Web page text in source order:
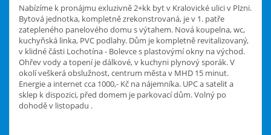
Nabízíme k pronájmu exluzivně 2+kk byt v Kralovické ulici v Plzni.
Bytová jednotka, kompletně zrekonstrovaná, je v 1. patře
zatepleného panelového domu s výtahem. Nová koupelna, wc,
kuchyňská linka, PVC podlahy. Dům je kompletně revitalizovaný,
v klidné části Lochotína - Bolevce s plastovýmí okny na východ.
Ohřev vody a topení je dálkové, v kuchyni plynový sporák. V
okolí veškerá obslužnost, centrum města v MHD 15 minut.
Energie a internet cca 1000,- Kč na nájemníka. UPC a satelit a
sklep k dispozici, před domem je parkovací dům. Volný po
dohodě v listopadu .